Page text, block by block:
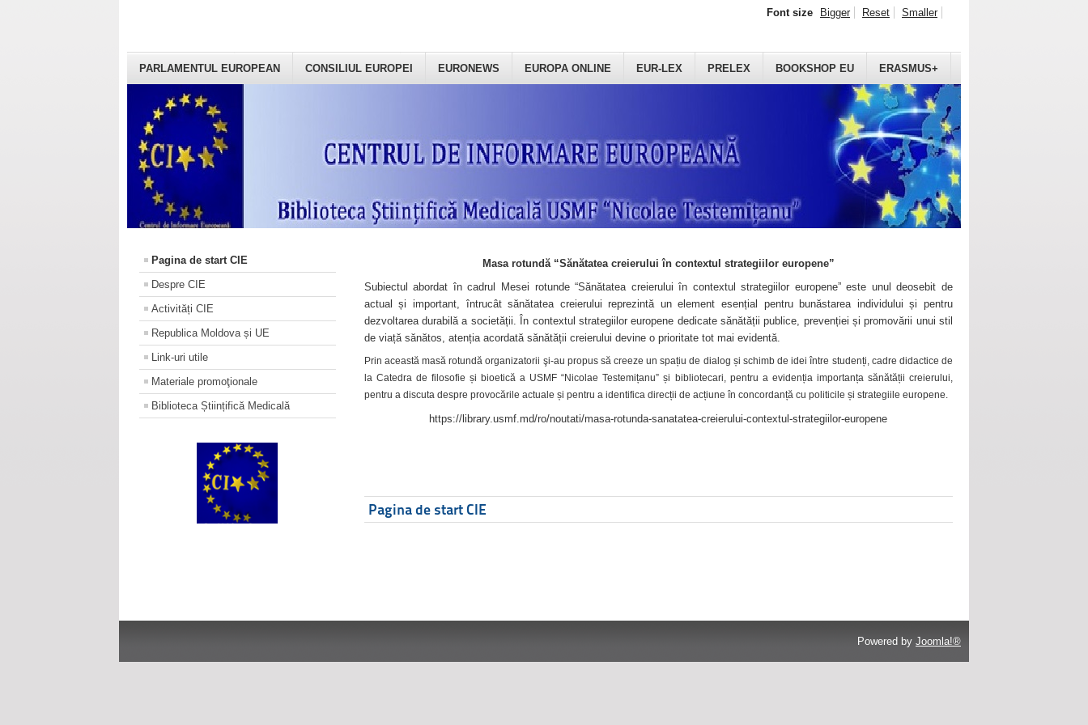
PARLAMENTUL EUROPEAN CONSILIUL EUROPEI EURONEWS EUROPA ONLINE EUR-LEX PRELEX BOOKSHOP EU ERASMUS+
Font size Bigger Reset Smaller
Pagina de start CIE
Despre CIE
Activități CIE
Republica Moldova și UE
Link-uri utile
Materiale promoţionale
Biblioteca Științifică Medicală
Masa rotundă “Sănătatea creierului în contextul strategiilor europene”
Subiectul abordat în cadrul Mesei rotunde “Sănătatea creierului în contextul strategiilor europene” este unul deosebit de
actual și important, întrucât sănătatea creierului reprezintă un element esențial pentru bunăstarea individului și pentru
dezvoltarea durabilă a societății. În contextul strategiilor europene dedicate sănătății publice, prevenției și promovării unui stil
de viață sănătos, atenția acordată sănătății creierului devine o prioritate tot mai evidentă.
Prin această masă rotundă organizatorii şi-au propus să creeze un spațiu de dialog și schimb de idei între studenți, cadre didactice de
la Catedra de filosofie și bioetică a USMF “Nicolae Testemițanu” și bibliotecari, pentru a evidenția importanța sănătății creierului,
pentru a discuta despre provocările actuale și pentru a identifica direcții de acțiune în concordanță cu politicile și strategiile europene.
https://library.usmf.md/ro/noutati/masa-rotunda-sanatatea-creierului-contextul-strategiilor-europene
Pagina de start CIE
Powered by Joomla!®